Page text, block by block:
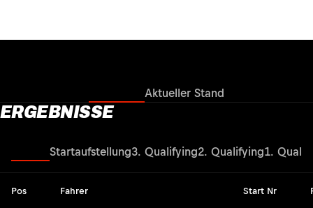
Aktueller Stand
ERGEBNISSE
Startaufstellung3. Qualifying2. Qualifying1.
Pos Fahrer Start Nr